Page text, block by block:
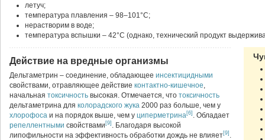
летуч;
температура плавления – 98–101°С;
нерастворим в воде;
температура вспышки – 42°С (однако, технический продукт
Действие на вредные организмы
Дельтаметрин – соединение, обладающее инсектицидными
свойствами, отравляющее действие контактно-кишечное,
начальная токсичность высокая. Отмечается, что токсичность
дельтаметрина для колорадского жука 2000 раз больше, чем у
хлорофоса и на порядок выше, чем у циперметрина[6] . Обладает
репеллентными свойствами [9] . Благодаря высокой
липофильности на эффективность обработки дождь не влияет[9] .